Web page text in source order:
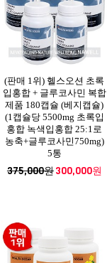
(판매 1위) 헬스오션 초록
입홍합 + 글루코사민 복합
제품 180캡슐 (베지캡슐)
(1캡슐당 5500mg 초록입
홍합 녹색입홍합 25:1로
농축+글루코사민750mg)
5통
375,000원300,000원